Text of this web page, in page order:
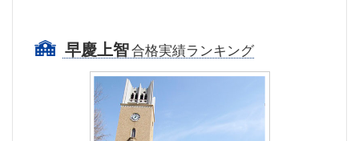
早慶上智合格実績ランキング